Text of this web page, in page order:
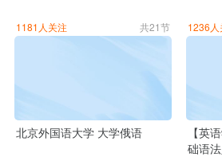
1181人关注 共21节 1236人
北京外国语大学 大学俄语
【英
础语